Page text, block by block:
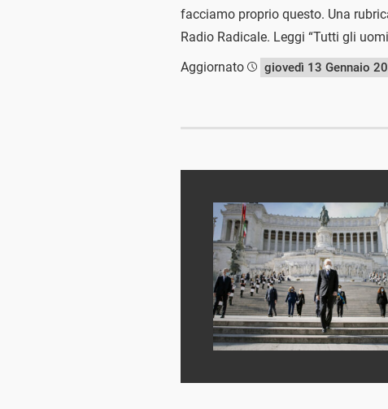
facciamo proprio questo. Una
Radio Radicale. Leggi “Tutti gli
Aggiornato
giovedì 13 Gennaio